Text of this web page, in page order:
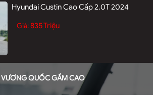
Hyundai Custin Cao Cấp 2.0T 2024
Giá:835 Triệu
VƯƠNG QUỐC GẦM CAO